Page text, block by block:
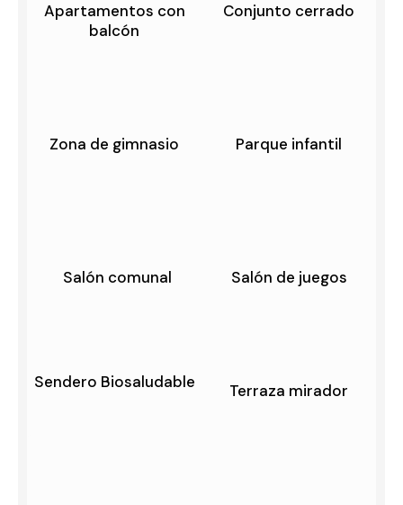
Apartamentos con
balcón
Conjunto cerrado
Zona de gimnasio Parque infantil
Salón comunal Salón de juegos
Sendero Biosaludable Terraza mirador